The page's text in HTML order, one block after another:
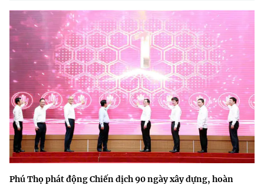
Phú Thọ phát động Chiến dịch 90 ngày xây dựng, hoàn